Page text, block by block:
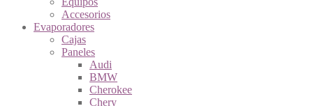
Accesorios
Evaporadores
Cajas
Paneles
Audi
BMW
Cherokee
Chery